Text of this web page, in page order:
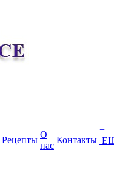
Рецепты
О
нас
Контакты
+